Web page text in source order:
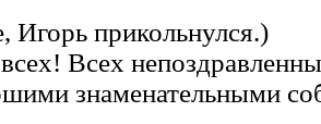
Игорь прикольнулся.)
Всех
знаменательными